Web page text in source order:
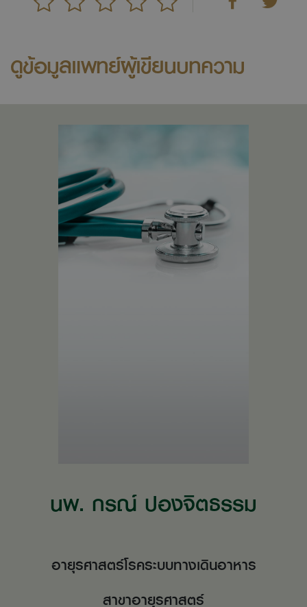
ดูข้อมูลแพทย์ผู้เขียนบทความ
นพ. กรณ์ ปองจิตธรรม
อายุรศาสตร์โรคระบบทางเดินอาหาร
สาขาอายุรศาสตร์